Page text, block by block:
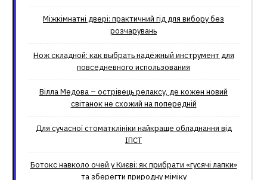
Міжкімнатні двері: практичний гід для вибору без
розчарувань
Нож складной: как выбрать надёжный инструмент для
повседневного использования
Вілла Медова – острівець релаксу, де кожен новий
світанок не схожий на попередній
Для сучасної стоматклініки найкраще обладнання від
ІПСТ
Ботокс навколо очей у Києві: як прибрати «гусячі лапки»
та зберегти природну міміку